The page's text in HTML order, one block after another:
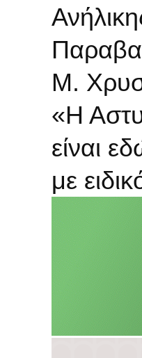
Μ.
«Η
είναι
με